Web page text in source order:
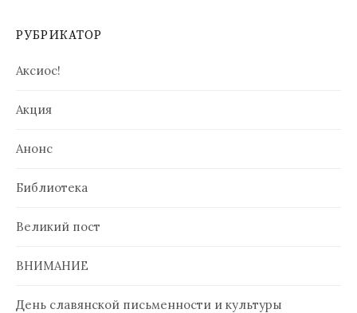
РУБРИКАТОР
Аксиос!
Акция
Анонс
Библиотека
Великий пост
ВНИМАНИЕ
День славянской письменности и культуры